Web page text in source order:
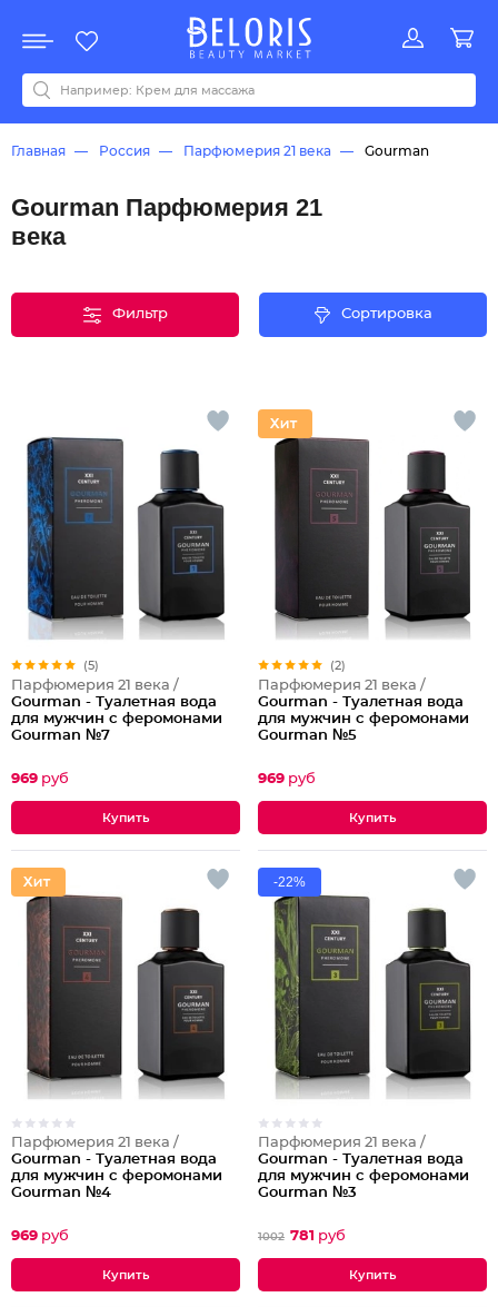
Акции
Все бренды
0-9ABCDEFGHIJKLMNOPQRSTUVWYZАБВДЗИМОКЛНПРСТУФ
Главная Россия Парфюмерия 21 века Gourman
Gourman Парфюмерия 21
века
Фильтр Сортировка
(5)
Парфюмерия 21 века /
Gourman - Туалетная вода
для мужчин с феромонами
Gourman №7
969 руб
(2)
Парфюмерия 21 века /
Gourman - Туалетная вода
для мужчин с феромонами
Gourman №5
969 руб
Парфюмерия 21 века /
Gourman - Туалетная вода
для мужчин с феромонами
Gourman №4
969 руб
-22%
Парфюмерия 21 века /
Gourman - Туалетная вода
для мужчин с феромонами
Gourman №3
1002 781 руб